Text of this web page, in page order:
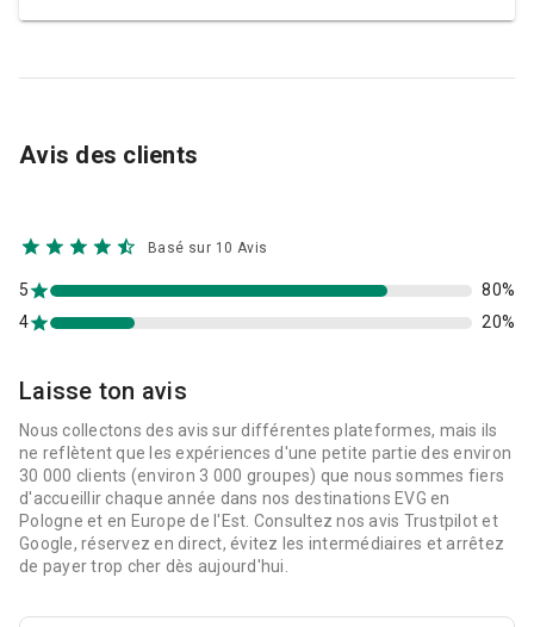
Avis des clients
Basé sur 10 Avis
4 20%
5 80%
Laisse ton avis
Nous collectons des avis sur différentes plateformes, mais ils
ne reflètent que les expériences d'une petite partie des environ
30 000 clients (environ 3 000 groupes) que nous sommes fiers
d'accueillir chaque année dans nos destinations EVG en
Pologne et en Europe de l'Est. Consultez nos avis Trustpilot et
Google, réservez en direct, évitez les intermédiaires et arrêtez
de payer trop cher dès aujourd'hui.